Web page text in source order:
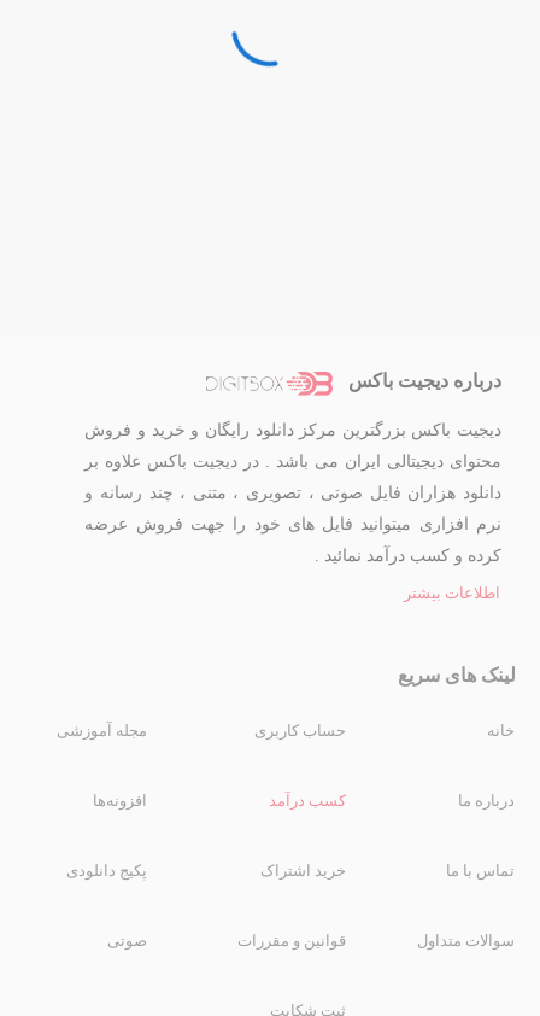
درباره دیجیت باکس
دیجیت باکس بزرگترین مرکز دانلود رایگان و خرید و فروش
محتوای دیجیتالی ایران می باشد . در دیجیت باکس علاوه بر
دانلود هزاران فایل صوتی ، تصویری ، متنی ، چند رسانه و
نرم افزاری میتوانید فایل های خود را جهت فروش عرضه
کرده و کسب درآمد نمائید .
اطلاعات بیشتر
لینک های سریع
خانه
درباره ما
تماس با ما
سوالات متداول
حساب کاربری
کسب درآمد
خرید اشتراک
قوانین و مقررات
ثبت شکایت
مجله آموزشی
افزونه‌ها
پکیج دانلودی
صوتی